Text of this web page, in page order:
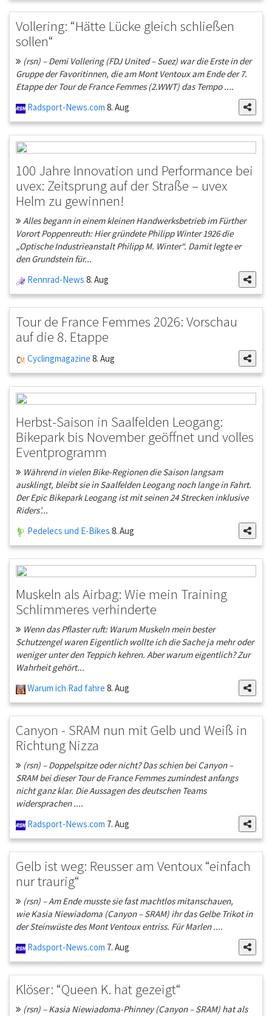
Vollering: “Hätte Lücke gleich schließen
sollen“
(rsn) – Demi Vollering (FDJ United – Suez) war die Erste in der
Gruppe der Favoritinnen, die am Mont Ventoux am Ende der 7.
Etappe der Tour de France Femmes (2.WWT) das Tempo ....
Radsport-News.com 8. Aug
100 Jahre Innovation und Performance bei
uvex: Zeitsprung auf der Straße – uvex
Helm zu gewinnen!
Alles begann in einem kleinen Handwerksbetrieb im Fürther
Vorort Poppenreuth: Hier gründete Philipp Winter 1926 die
„Optische Industrieanstalt Philipp M. Winter“. Damit legte er
den Grundstein für...
Rennrad-News 8. Aug
Tour de France Femmes 2026: Vorschau
auf die 8. Etappe
Cyclingmagazine 8. Aug
Herbst-Saison in Saalfelden Leogang:
Bikepark bis November geöffnet und volles
Eventprogramm
Während in vielen Bike-Regionen die Saison langsam
ausklingt, bleibt sie in Saalfelden Leogang noch lange in Fahrt.
Der Epic Bikepark Leogang ist mit seinen 24 Strecken inklusive
Riders’...
Pedelecs und E-Bikes 8. Aug
Muskeln als Airbag: Wie mein Training
Schlimmeres verhinderte
Wenn das Pflaster ruft: Warum Muskeln mein bester
Schutzengel waren Eigentlich wollte ich die Sache ja mehr oder
weniger unter den Teppich kehren. Aber warum eigentlich? Zur
Wahrheit gehört...
Warum ich Rad fahre 8. Aug
Canyon - SRAM nun mit Gelb und Weiß in
Richtung Nizza
(rsn) – Doppelspitze oder nicht? Das schien bei Canyon –
SRAM bei dieser Tour de France Femmes zumindest anfangs
nicht ganz klar. Die Aussagen des deutschen Teams
widersprachen ....
Radsport-News.com 7. Aug
Gelb ist weg: Reusser am Ventoux “einfach
nur traurig“
(rsn) – Am Ende musste sie fast machtlos mitanschauen,
wie Kasia Niewiadoma (Canyon – SRAM) ihr das Gelbe Trikot in
der Steinwüste des Mont Ventoux entriss. Für Marlen ....
Radsport-News.com 7. Aug
Klöser: “Queen K. hat gezeigt“
(rsn) – Kasia Niewiadoma-Phinney (Canyon – SRAM) hat als